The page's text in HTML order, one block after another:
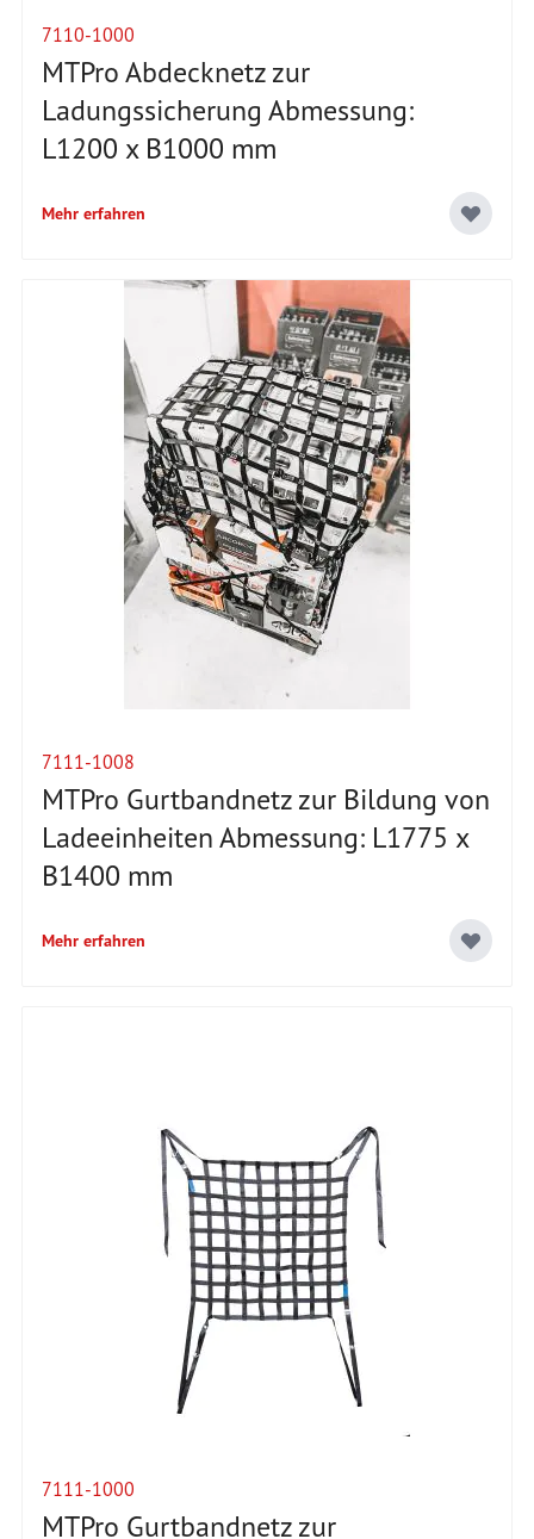
7110-1000
MTPro Abdecknetz zur
Ladungssicherung Abmessung:
L1200 x B1000 mm
Mehr erfahren
7111-1008
MTPro Gurtbandnetz zur Bildung von
Ladeeinheiten Abmessung: L1775 x
B1400 mm
Mehr erfahren
7111-1000
MTPro Gurtbandnetz zur